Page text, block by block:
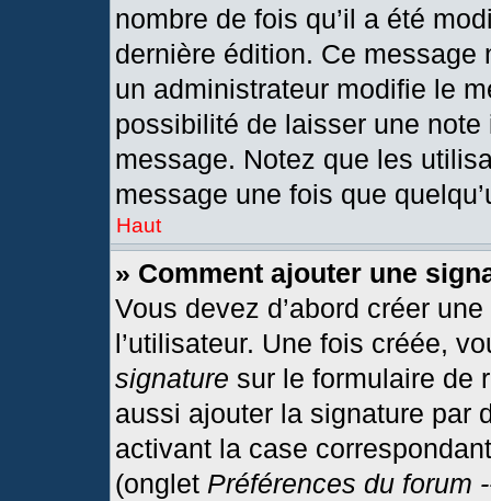
nombre de fois qu’il a été
dernière édition. Ce message
un administrateur modifie le
possibilité de laisser une
message. Notez que les
message une fois que
Haut
» Comment ajouter une
Vous devez d’abord créer
l’utilisateur. Une fois créée,
signature sur le formulaire de
aussi ajouter la signature par
activant la case
(onglet Préférences du forum